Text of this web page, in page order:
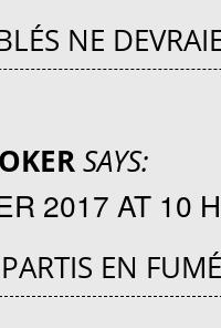
NE
SAYS:
2017 AT 10
EN